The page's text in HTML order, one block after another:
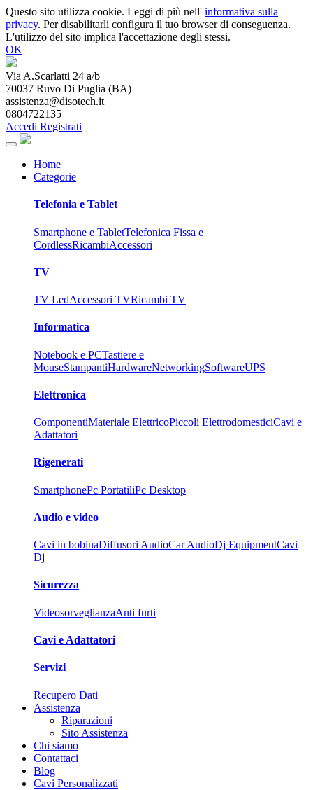
Questo sito utilizza cookie. Leggi di più nell' informativa sulla
privacy. Per disabilitarli configura il tuo browser di conseguenza.
L'utilizzo del sito implica l'accettazione degli stessi.
OK
Via A.Scarlatti 24 a/b
70037 Ruvo Di Puglia (BA)
assistenza@disotech.it
0804722135
Accedi Registrati
Home
Categorie
Telefonia e Tablet
Smartphone e TabletTelefonica Fissa e
CordlessRicambiAccessori
TV
TV LedAccessori TVRicambi TV
Informatica
Notebook e PCTastiere e
MouseStampantiHardwareNetworkingSoftwareUPS
Elettronica
ComponentiMateriale ElettricoPiccoli ElettrodomesticiCavi e
Adattatori
Rigenerati
SmartphonePc PortatiliPc Desktop
Audio e video
Cavi in bobinaDiffusori AudioCar AudioDj EquipmentCavi
Dj
Sicurezza
VideosorveglianzaAnti furti
Cavi e Adattatori
Servizi
Recupero Dati
Assistenza
Riparazioni
Sito Assistenza
Chi siamo
Contattaci
Blog
Cavi Personalizzati